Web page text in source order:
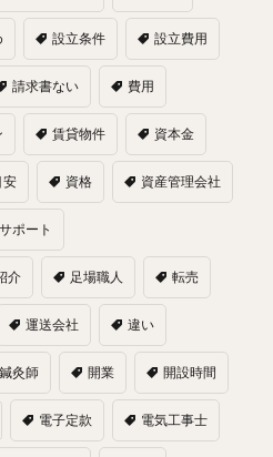
設立条件 設立費用
請求書ない 費用
賃貸物件 資本金
安 資格 資産管理会社
ポート
介 足場職人 転売
運送会社 違い
鍼灸師 開業 開設時間
電子定款 電気工事士